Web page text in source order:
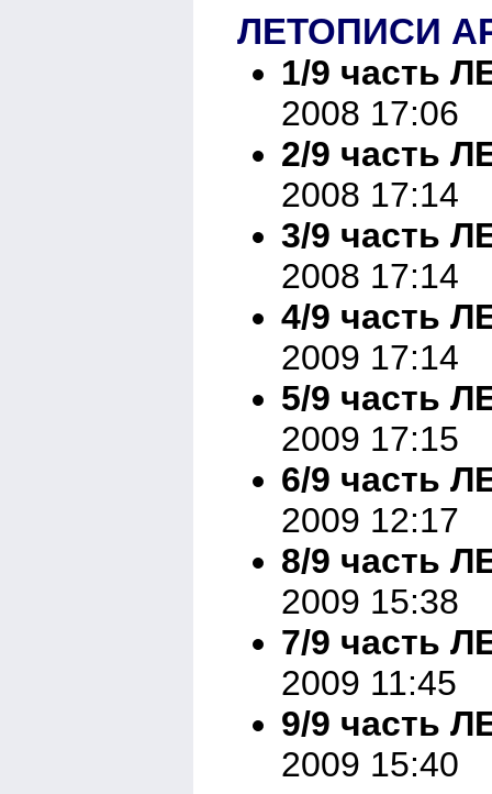
ЛЕТОПИСИ
1/9 часть
2008 17:06
2/9 часть
2008 17:14
3/9 часть
2008 17:14
4/9 часть
2009 17:14
5/9 часть
2009 17:15
6/9 часть
2009 12:17
8/9 часть
2009 15:38
7/9 часть
2009 11:45
9/9 часть
2009 15:40